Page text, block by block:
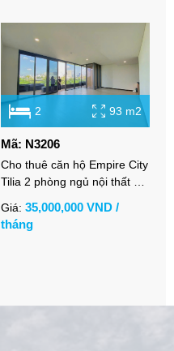
2 93 m2
Mã: N3206
Cho thuê căn hộ Empire City
Tilia 2 phòng ngủ nội thất cơ
Giá: 35,000,000 VND /
tháng